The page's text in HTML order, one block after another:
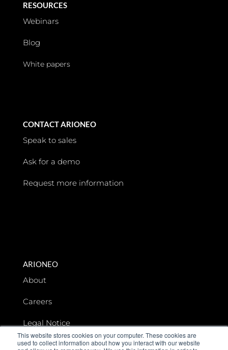
This website stores cookies on your computer. These cookies are
used to collect information about how you interact with our website
RESOURCES
Webinars
Blog
White papers
CONTACT ARIONEO
Speak to sales
Ask for a demo
Request more information
ARIONEO
About
Careers
Legal Notice
Data privacy